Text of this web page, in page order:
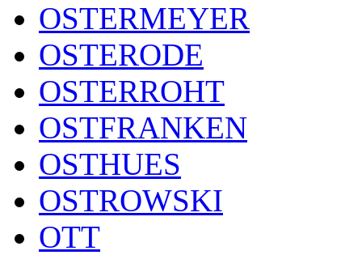
OSTERMEYER
OSTERODE
OSTERROHT
OSTFRANKEN
OSTHUES
OSTROWSKI
OTT